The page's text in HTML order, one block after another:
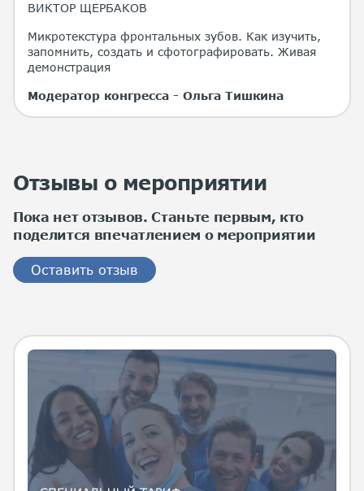
ВИКТОР ЩЕРБАКОВ
Микротекстура фронтальных зубов. Как изучить,
запомнить, создать и сфотографировать. Живая
демонстрация
Модератор конгресса - Ольга Тишкина
Отзывы о мероприятии
Пока нет отзывов. Станьте первым, кто
поделится впечатлением о мероприятии
Оставить отзыв